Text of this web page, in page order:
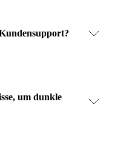
um dunkle